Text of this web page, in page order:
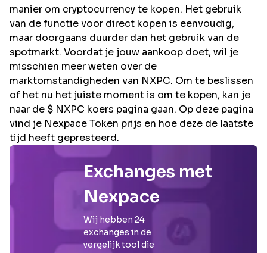
manier om cryptocurrency te kopen. Het gebruik
van de functie voor direct kopen is eenvoudig,
maar doorgaans duurder dan het gebruik van de
spotmarkt. Voordat je jouw aankoop doet, wil je
misschien meer weten over de
marktomstandigheden van NXPC. Om te beslissen
of het nu het juiste moment is om te kopen, kan je
naar de $ NXPC koers pagina gaan. Op deze pagina
vind je Nexpace Token prijs en hoe deze de laatste
tijd heeft gepresteerd.
Exchanges met
Nexpace
Wij hebben 24
exchanges in de
vergelijk tool die